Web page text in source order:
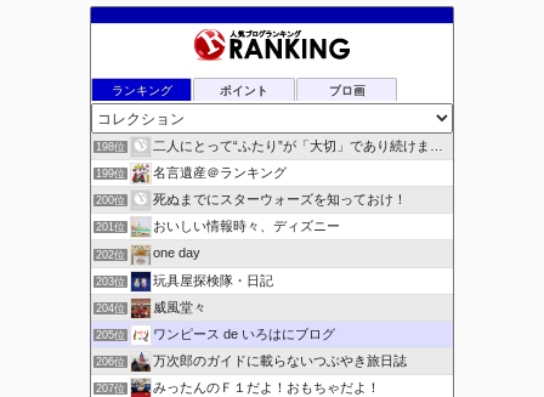
ランキング ポイント ブロ画
198位 二人にとって“ふたり”が「大切」であり続けますように
199位 名言遺産＠ランキング
200位 死ぬまでにスターウォーズを知っておけ！
201位 おいしい情報時々、ディズニー
202位 one day
203位 玩具屋探検隊・日記
204位 威風堂々
205位 ワンピース de いろはにブログ
206位 万次郎のガイドに載らないつぶやき旅日誌
207位 みったんのＦ１だよ！おもちゃだよ！